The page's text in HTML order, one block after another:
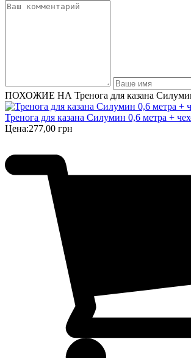
ПОХОЖИЕ НА Тренога для казана
Тренога для казана Силумин 0,6 метра +
Цена:277,00 грн